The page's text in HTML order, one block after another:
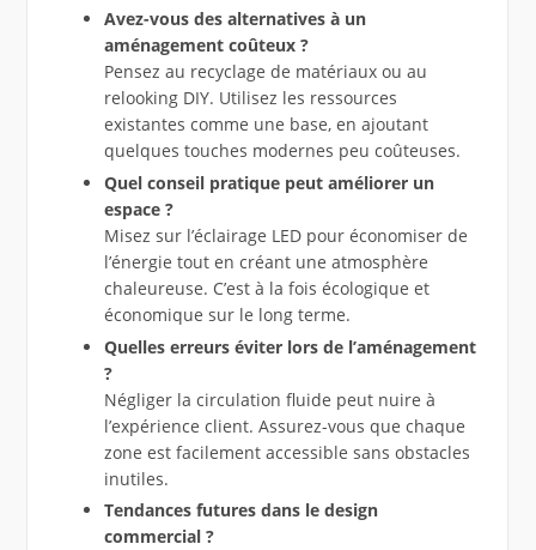
Avez-vous des alternatives à un
aménagement coûteux ?
Pensez au recyclage de matériaux ou au
relooking DIY. Utilisez les ressources
existantes comme une base, en ajoutant
quelques touches modernes peu coûteuses.
Quel conseil pratique peut améliorer un
espace ?
Misez sur l’éclairage LED pour économiser de
l’énergie tout en créant une atmosphère
chaleureuse. C’est à la fois écologique et
économique sur le long terme.
Quelles erreurs éviter lors de l’aménagement
?
Négliger la circulation fluide peut nuire à
l’expérience client. Assurez-vous que chaque
zone est facilement accessible sans obstacles
inutiles.
Tendances futures dans le design
commercial ?